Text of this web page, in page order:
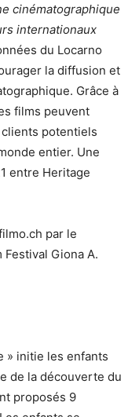
cinématographique
internationaux
du Locarno
la diffusion et
Grâce à
films peuvent
potentiels
entier. Une
entre Heritage
par le
Giona A.
» initie les enfants
de la découverte du
proposés 9